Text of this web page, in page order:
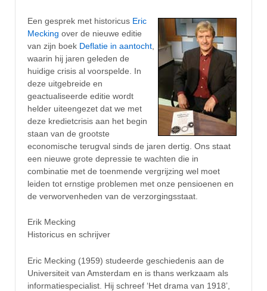
Een gesprek met historicus Eric
Mecking over de nieuwe editie
van zijn boek Deflatie in aantocht
waarin hij jaren geleden de
huidige crisis al voorspelde. In
deze uitgebreide en
geactualiseerde editie wordt
helder uiteengezet dat we met
deze kredietcrisis aan het begin
staan van de grootste
economische terugval sinds de jaren dertig. Ons staat
een nieuwe grote depressie te wachten die in
combinatie met de toenmende vergrijzing wel moet
leiden tot ernstige problemen met onze pensioenen en
de verworvenheden van de verzorgingsstaat.
Erik Mecking
Historicus en schrijver
Eric Mecking (1959) studeerde geschiedenis aan de
Universiteit van Amsterdam en is thans werkzaam als
informatiespecialist. Hij schreef ‘Het drama van 1918’,